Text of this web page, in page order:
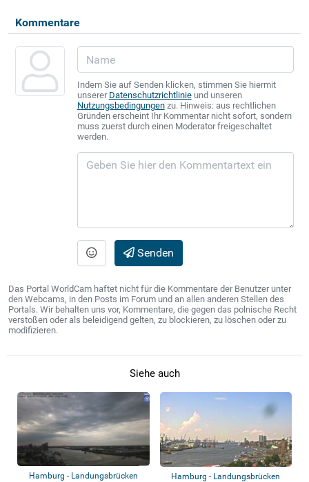
Kommentare
Indem Sie auf Senden klicken, stimmen Sie hiermit
unserer Datenschutzrichtlinieund unseren
Nutzungsbedingungenzu. Hinweis: aus rechtlichen
Gründen erscheint Ihr Kommentar nicht sofort, sondern
muss zuerst durch einen Moderator freigeschaltet
werden.
Senden
Das Portal WorldCam haftet nicht für die Kommentare der Benutzer unter
den Webcams, in den Posts im Forum und an allen anderen Stellen des
Portals. Wir behalten uns vor, Kommentare, die gegen das polnische Recht
verstoßen oder als beleidigend gelten, zu blockieren, zu löschen oder zu
modifizieren.
Siehe auch
Hamburg - Landungsbrücken Hamburg - Landungsbrücken